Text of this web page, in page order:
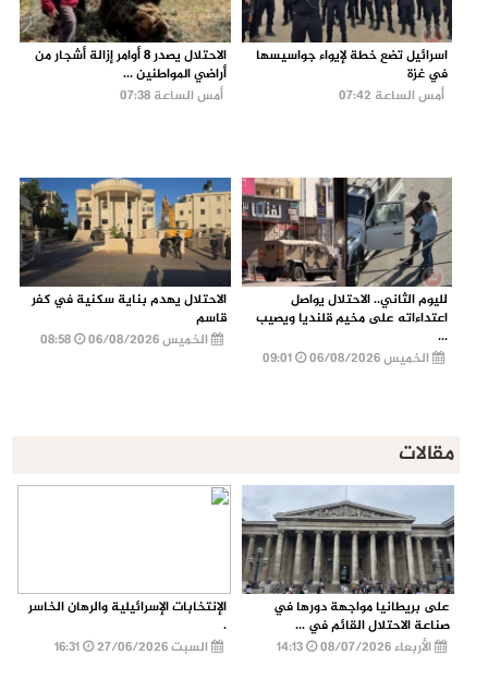
اسرائيل تضع خطة لإيواء جواسيسها
في غزة
أمس الساعة 07:42
الاحتلال يصدر 8 أوامر إزالة أشجار من
أراضي المواطنين ...
أمس الساعة 07:38
لليوم الثاني.. الاحتلال يواصل
اعتداءاته على مخيم قلنديا ويصيب
...
الخميس 06/08/2026
الاحتلال يهدم بناية سكنية في كفر
قاسم
الخميس 06/08/2026
08:58
مقالات
على بريطانيا مواجهة دورها في
صناعة الاحتلال القائم في ...
الأربعاء 08/07/2026
الإنتخابات الإسرائيلية والرهان الخاسر
.
السبت 27/06/2026
16:31